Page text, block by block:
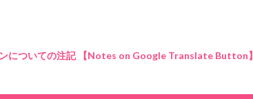
についての注記 【Notes on Google Translate Button】